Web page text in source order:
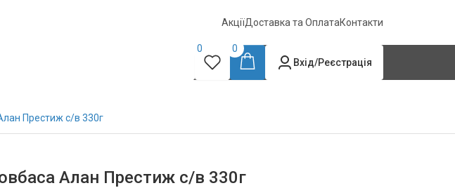
АкціїДоставка та ОплатаКонтакти
0
0
Вхід/Реєстрація
Престиж с/в 330г
Алан Престиж с/в 330г